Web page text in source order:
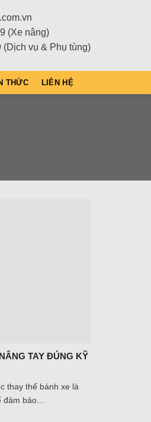
(Xe nâng)
vụ & Phụ tùng)
THỨC LIÊN HỆ
TAY ĐÚNG KỸ
thay thế bánh xe là
bảo...